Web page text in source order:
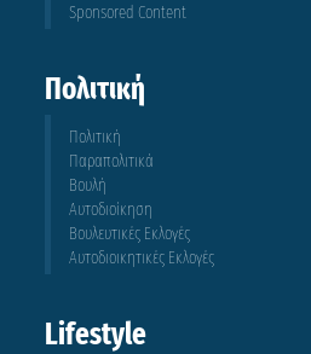
Sponsored Content
Πολιτική
Πολιτική
Παραπολιτικά
Βουλή
Αυτοδιοίκηση
Βουλευτικές Εκλογές
Αυτοδιοικητικές Εκλογές
Lifestyle